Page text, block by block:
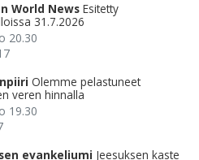
World News Esitetty
31.7.2026
20.30
Olemme pelastuneet
veren hinnalla
19.30
evankeliumi Jeesuksen kaste